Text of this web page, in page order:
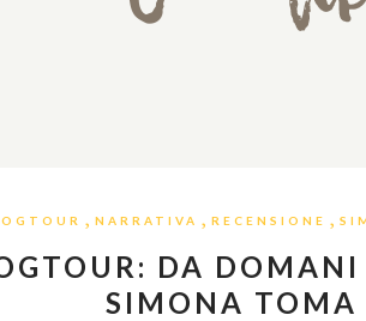
, NARRATIVA , RECENSIONE ,
DA
SIMONA TOMA